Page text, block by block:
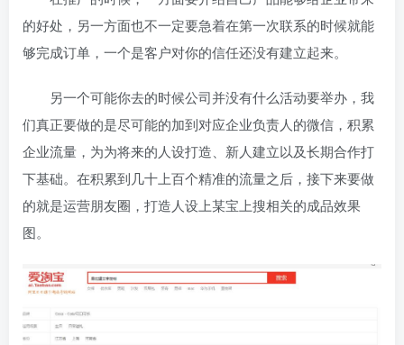
的好处，另一方面也不一定要急着在第一次联系的时候就能
够完成订单，一个是客户对你的信任还没有建立起来。
另一个可能你去的时候公司并没有什么活动要举办，我
们真正要做的是尽可能的加到对应企业负责人的微信，积累
企业流量，为为将来的人设打造、新人建立以及长期合作打
下基础。在积累到几十上百个精准的流量之后，接下来要做
的就是运营朋友圈，打造人设上某宝上搜相关的成品效果
图。